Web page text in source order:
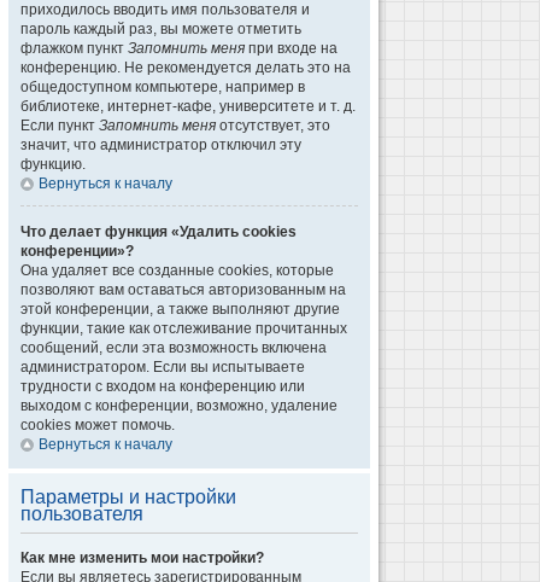
приходилось вводить имя пользователя и
пароль каждый раз, вы можете отметить
флажком пункт Запомнить меня при входе на
конференцию. Не рекомендуется делать это на
общедоступном компьютере, например в
библиотеке, интернет-кафе, университете и т. д.
Если пункт Запомнить меня отсутствует, это
значит, что администратор отключил эту
функцию.
Вернуться к началу
Что делает функция «Удалить cookies
конференции»?
Она удаляет все созданные cookies, которые
позволяют вам оставаться авторизованным на
этой конференции, а также выполняют другие
функции, такие как отслеживание прочитанных
сообщений, если эта возможность включена
администратором. Если вы испытываете
трудности с входом на конференцию или
выходом с конференции, возможно, удаление
cookies может помочь.
Вернуться к началу
Параметры и настройки
пользователя
Как мне изменить мои настройки?
Если вы являетесь зарегистрированным